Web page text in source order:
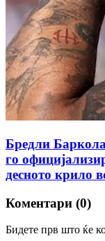
Бредли
го
десното крило
Коментари (0)
Бидете прв што ќе